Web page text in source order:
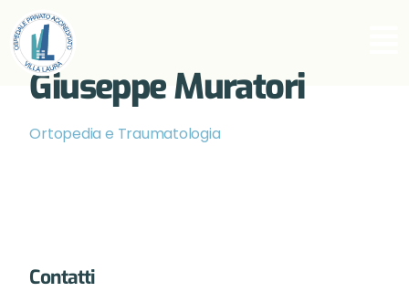
Giuseppe Muratori
Ortopedia e Traumatologia
Contatti